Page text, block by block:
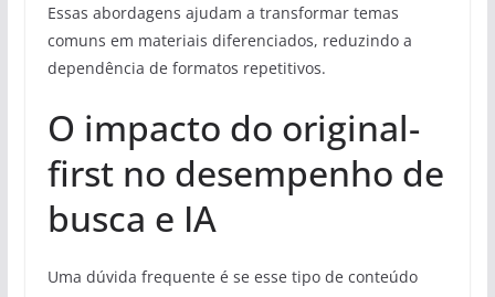
Essas abordagens ajudam a transformar temas
comuns em materiais diferenciados, reduzindo a
dependência de formatos repetitivos.
O impacto do original-
first no desempenho de
busca e IA
Uma dúvida frequente é se esse tipo de conteúdo